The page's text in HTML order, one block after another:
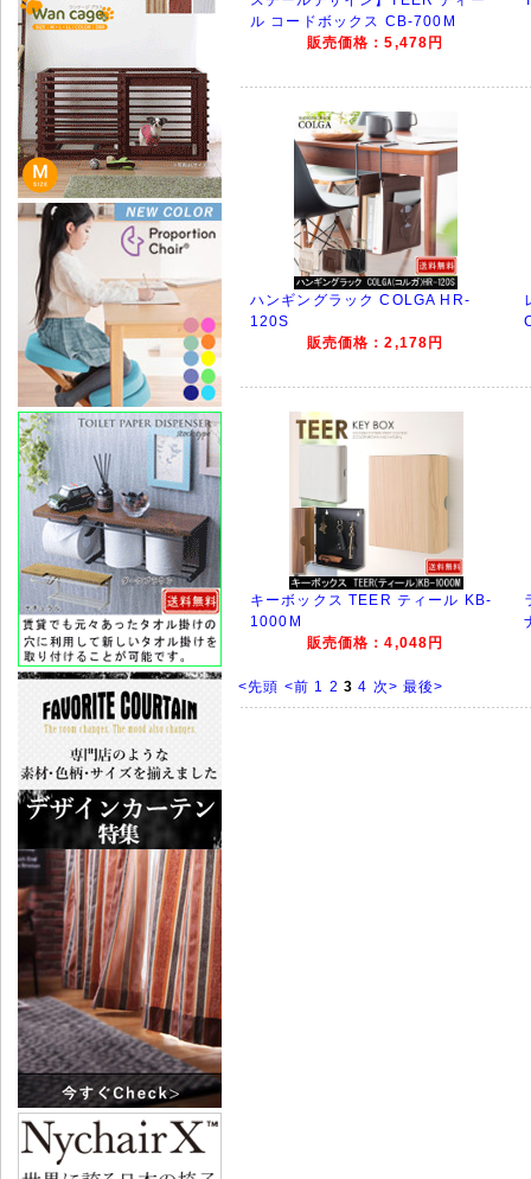
ル コードボックス CB-700M
販売価格：5,478円
ハンギングラック COLGA HR-
120S
販売価格：2,178円
キーボックス TEER ティール KB-
1000M
販売価格：4,048円
<先頭 <前 1 2 3 4 次> 最後>